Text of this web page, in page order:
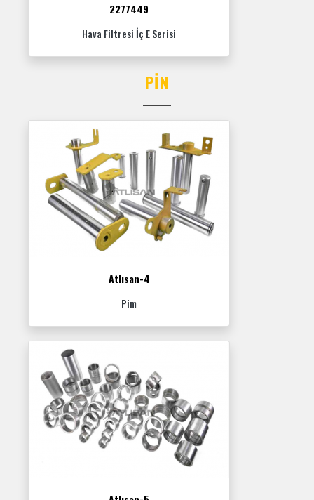
2277449
Hava Filtresi İç E Serisi
PIN
Atlısan-4
Pim